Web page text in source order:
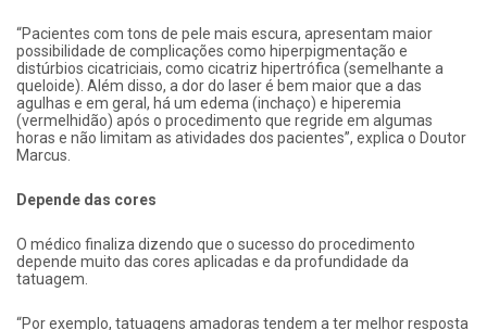
“Pacientes com tons de pele mais escura, apresentam maior
possibilidade de complicações como hiperpigmentação e
distúrbios cicatriciais, como cicatriz hipertrófica (semelhante a
queloide). Além disso, a dor do laser é bem maior que a das
agulhas e em geral, há um edema (inchaço) e hiperemia
(vermelhidão) após o procedimento que regride em algumas
horas e não limitam as atividades dos pacientes”, explica o Doutor
Marcus.
Depende das cores
O médico finaliza dizendo que o sucesso do procedimento
depende muito das cores aplicadas e da profundidade da
tatuagem.
“Por exemplo, tatuagens amadoras tendem a ter melhor resposta